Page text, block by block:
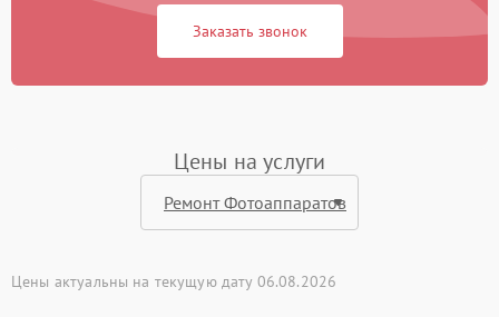
Заказать звонок
Цены на услуги
Цены актуальны на текущую дату 06.08.2026